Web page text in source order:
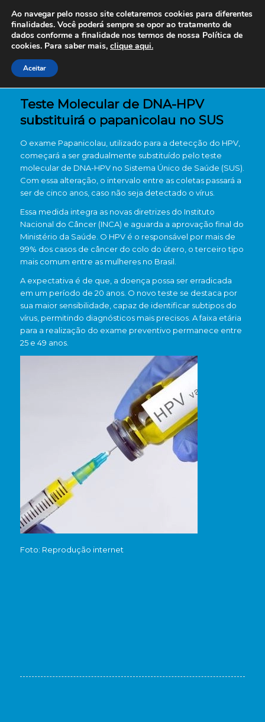
Teste Molecular de DNA-HPV
substituirá o papanicolau no SUS
O exame Papanicolau, utilizado para a detecção do HPV,
começará a ser gradualmente substituído pelo teste
molecular de DNA-HPV no Sistema Único de Saúde (SUS).
Com essa alteração, o intervalo entre as coletas passará a
ser de cinco anos, caso não seja detectado o vírus.
Essa medida integra as novas diretrizes do Instituto
Nacional do Câncer (INCA) e aguarda a aprovação final do
Ministério da Saúde. O HPV é o responsável por mais de
99% dos casos de câncer do colo do útero, o terceiro tipo
mais comum entre as mulheres no Brasil.
A expectativa é de que, a doença possa ser erradicada
em um período de 20 anos. O novo teste se destaca por
sua maior sensibilidade, capaz de identificar subtipos do
vírus, permitindo diagnósticos mais precisos. A faixa etária
para a realização do exame preventivo permanece entre
25 e 49 anos.
Foto: Reprodução internet
Ao navegar pelo nosso site coletaremos cookies para diferentes
finalidades. Você poderá sempre se opor ao tratamento de
dados conforme a finalidade nos termos de nossa Política de
cookies. Para saber mais, clique aqui.
Aceitar